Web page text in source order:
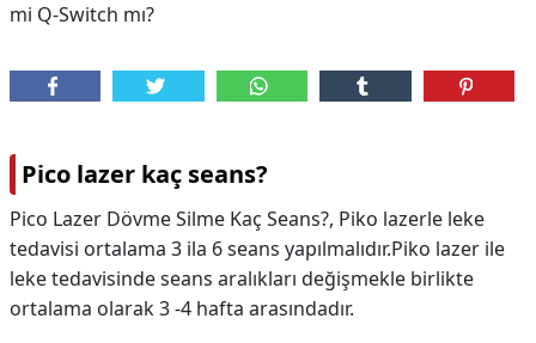
mi Q-Switch mı?
Pico lazer kaç seans?
Pico Lazer Dövme Silme Kaç Seans?, Piko lazerle leke
tedavisi ortalama 3 ila 6 seans yapılmalıdır.Piko lazer ile
leke tedavisinde seans aralıkları değişmekle birlikte
ortalama olarak 3 -4 hafta arasındadır.